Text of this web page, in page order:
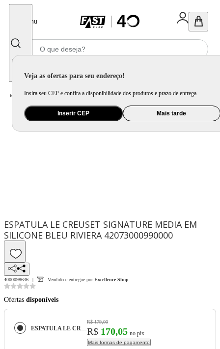
Menu
Veja as ofertas para seu endereço!
Insira seu CEP e confira a disponibilidade dos produtos e prazo de entrega.
Inserir CEP Mais tarde
Home Utilidade Doméstica Cozinha / Utensílio de Preparo
ESPATULA LE CREUSET SIGNATURE MEDIA EM
SILICONE BLEU RIVIERA 42073000990000
4000098636 Vendido e entregue por Excellence Shop
Ofertas disponíveis
ESPATULA LE CREUSET SIGNATURE MEDIA EM SILICONE BLEU RIVIERA 42073000990000
R$ 179,00
R$ 170,05 no pix
Mais formas de pagamento